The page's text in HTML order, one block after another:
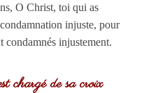
O Christ, toi qui as
injuste, pour
condamnés injustement.
chargé de sa croix